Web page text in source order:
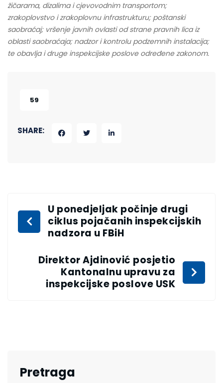
žičarama, dizalima i cjevovodnim transportom;
zrakoplovstvo i zrakoplovnu infrastrukturu; poštanski
saobraćaj; vršenje javnih ovlasti od strane pravnih lica iz
oblasti saobraćaja; nadzor i kontrolu podzemnih instalacija;
te obavlja i druge inspekcijske poslove određene zakonom.
59
SHARE:
U ponedjeljak počinje drugi
ciklus pojačanih inspekcijskih
nadzora u FBiH
Direktor Ajdinović posjetio
Kantonalnu upravu za
inspekcijske poslove USK
Pretraga